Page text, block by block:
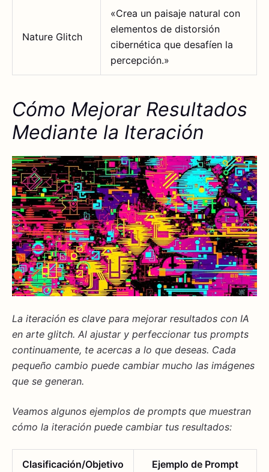
Nature Glitch
«Crea un paisaje natural con
elementos de distorsión
cibernética que desafíen la
percepción.»
Cómo Mejorar Resultados
Mediante la Iteración
La iteración es clave para mejorar resultados con IA
en arte glitch. Al ajustar y perfeccionar tus prompts
continuamente, te acercas a lo que deseas. Cada
pequeño cambio puede cambiar mucho las imágenes
que se generan.
Veamos algunos ejemplos de prompts que muestran
cómo la iteración puede cambiar tus resultados:
Clasificación/Objetivo Ejemplo de Prompt